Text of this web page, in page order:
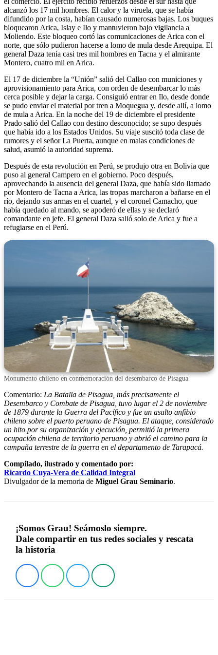
alcanzó los 17 mil hombres. El calor y la viruela, que se había
difundido por la costa, habían causado numerosas bajas. Los buques
bloquearon Arica, Islay e Ilo y mantuvieron bajo vigilancia a
Moliendo. Este bloqueo cortó las comunicaciones de Arica con el
norte, que sólo pudieron hacerse a lomo de mula desde Arequipa. El
general Daza tenía casi tres mil hombres en Tacna y el almirante
Montero, cuatro mil en Arica.
El 17 de diciembre la “Unión” salió del Callao con municiones y
aprovisionamiento para Arica, con orden de desembarcar lo más
cerca posible y dejar la carga. Consiguió entrar en Ilo, desde donde
se pudo enviar el material por tren a Moquegua y, desde allí, a lomo
de mula a Arica. En la noche del 19 de diciembre el presidente
Prado salió del Callao con destino desconocido; se supo después
que había ido a los Estados Unidos. Su viaje suscitó toda clase de
rumores y el señor La Puerta, aunque en malas condiciones de
salud, asumió la autoridad suprema.
Después de esta revolución en Perú, se produjo otra en Bolivia que
puso al general Campero en el gobierno. Poco después,
aprovechando la ausencia del general Daza, que había sido llamado
por Montero de Tacna a Arica, las tropas marcharon a bañarse en el
río, dejando sus armas en el cuartel, y el coronel Camacho, que
había quedado al mando, se apoderó de ellas y se declaró
comandante en jefe. El general Daza salió solo de Arica y fue a
refugiarse en el Perú.
Monumento chileno en conmemoración del desembarco de Pisagua
Comentario: La Batalla de Pisagua, más precisamente el
Desembarco y Combate de Pisagua, tuvo lugar el 2 de noviembre
de 1879 durante la Guerra del Pacífico y fue un asalto anfibio
chileno sobre el puerto peruano de Pisagua. El ataque, considerado
un hito por su organización y ejecución, permitió la primera
ocupación chilena de territorio peruano y abrió el camino para la
campaña terrestre de la guerra en el departamento de Tarapacá.
Compilado, ilustrado y comentado por:
Ricardo Cuya-Vera de Calidad Integral
Divulgador de la memoria de Miguel Grau Seminario.
¡Somos Grau! Seámoslo siempre.
Dale compartir en tus redes sociales y rescata
la historia